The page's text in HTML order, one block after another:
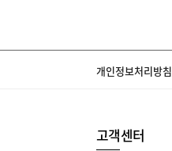
개인정보처리방침
고객센터